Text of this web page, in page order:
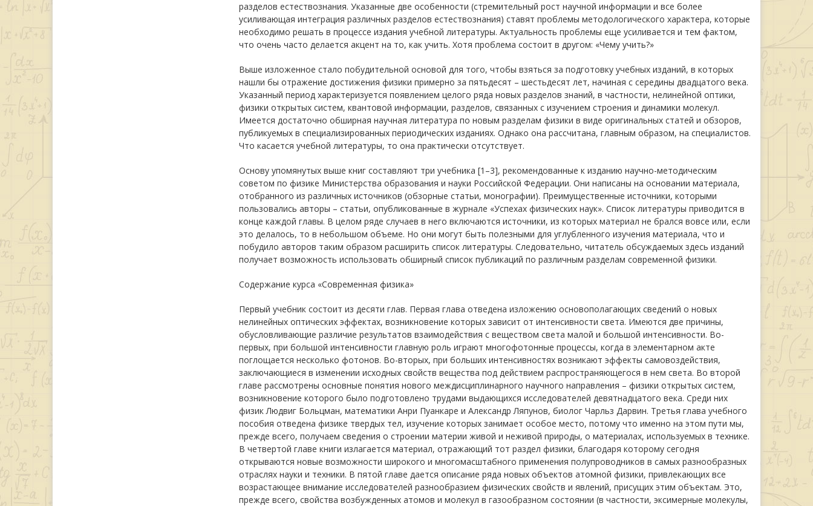
разделов естествознания. Указанные две особенности (стремительный рост научной информации и все более
усиливающая интеграция различных разделов естествознания) ставят проблемы методологического характера, которые
необходимо решать в процессе издания учебной литературы. Актуальность проблемы еще усиливается и тем фактом,
что очень часто делается акцент на то, как учить. Хотя проблема состоит в другом: «Чему учить?»
Выше изложенное стало побудительной основой для того, чтобы взяться за подготовку учебных изданий, в которых
нашли бы отражение достижения физики примерно за пятьдесят – шестьдесят лет, начиная с середины двадцатого века.
Указанный период характеризуется появлением целого ряда новых разделов знаний, в частности, нелинейной оптики,
физики открытых систем, квантовой информации, разделов, связанных с изучением строения и динамики молекул.
Имеется достаточно обширная научная литература по новым разделам физики в виде оригинальных статей и обзоров,
публикуемых в специализированных периодических изданиях. Однако она рассчитана, главным образом, на специалистов.
Что касается учебной литературы, то она практически отсутствует.
Основу упомянутых выше книг составляют три учебника [1–3], рекомендованные к изданию научно-методическим
советом по физике Министерства образования и науки Российской Федерации. Они написаны на основании материала,
отобранного из различных источников (обзорные статьи, монографии). Преимущественные источники, которыми
пользовались авторы – статьи, опубликованные в журнале «Успехах физических наук». Список литературы приводится в
конце каждой главы. В целом ряде случаев в него включаются источники, из которых материал не брался вовсе или, если
это делалось, то в небольшом объеме. Но они могут быть полезными для углубленного изучения материала, что и
побудило авторов таким образом расширить список литературы. Следовательно, читатель обсуждаемых здесь изданий
получает возможность использовать обширный список публикаций по различным разделам современной физики.
Содержание курса «Современная физика»
Первый учебник состоит из десяти глав. Первая глава отведена изложению основополагающих сведений о новых
нелинейных оптических эффектах, возникновение которых зависит от интенсивности света. Имеются две причины,
обусловливающие различие результатов взаимодействия с веществом света малой и большой интенсивности. Во-
первых, при большой интенсивности главную роль играют многофотонные процессы, когда в элементарном акте
поглощается несколько фотонов. Во-вторых, при больших интенсивностях возникают эффекты самовоздействия,
заключающиеся в изменении исходных свойств вещества под действием распространяющегося в нем света. Во второй
главе рассмотрены основные понятия нового междисциплинарного научного направления – физики открытых систем,
возникновение которого было подготовлено трудами выдающихся исследователей девятнадцатого века. Среди них
физик Людвиг Больцман, математики Анри Пуанкаре и Александр Ляпунов, биолог Чарльз Дарвин. Третья глава учебного
пособия отведена физике твердых тел, изучение которых занимает особое место, потому что именно на этом пути мы,
прежде всего, получаем сведения о строении материи живой и неживой природы, о материалах, используемых в технике.
В четвертой главе книги излагается материал, отражающий тот раздел физики, благодаря которому сегодня
открываются новые возможности широкого и многомасштабного применения полупроводников в самых разнообразных
отраслях науки и техники. В пятой главе дается описание ряда новых объектов атомной физики, привлекающих все
возрастающее внимание исследователей разнообразием физических свойств и явлений, присущих этим объектам. Это,
прежде всего, свойства возбужденных атомов и молекул в газообразном состоянии (в частности, эксимерные молекулы,